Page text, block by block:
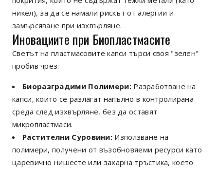
никел), за да се намали рискът от алергии и
замърсяване при изхвърляне.
Иновациите при Биопластмасите
Светът на пластмасовите капси търси своя "зелен"
пробив чрез:
Биоразградими Полимери:Разработване на
капси, които се разлагат напълно в контролирана
среда след изхвърляне, без да оставят
микропластмаси.
Растителни Суровини: Използване на
полимери, получени от възобновяеми ресурси като
царевично нишесте или захарна тръстика, което